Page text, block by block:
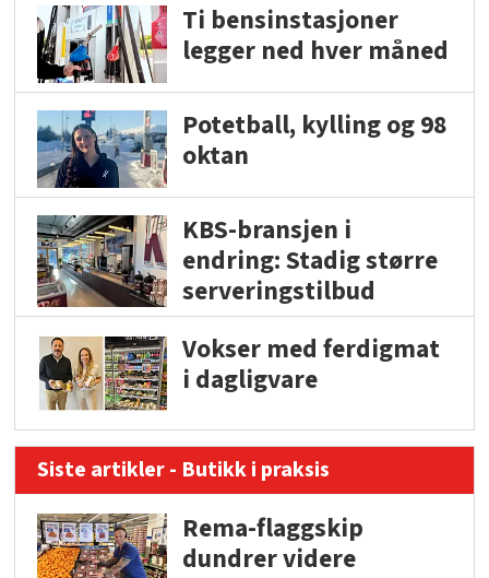
Ti bensinstasjoner
legger ned hver måned
Potetball, kylling og 98
oktan
KBS-bransjen i
endring: Stadig større
serveringstilbud
Vokser med ferdigmat
i dagligvare
Siste artikler - Butikk i praksis
Rema-flaggskip
dundrer videre